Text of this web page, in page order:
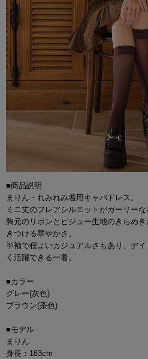
■商品説明
まりん・れみれみ着用キャバドレス。
ミニ丈のフレアシルエットがガーリーな
胸元のリボンとビジュー生地のきらめ
きつける華やかさ。
半袖で程よいカジュアルさもあり、デ
く活躍できる一着。
■カラー
グレー(灰色)
ブラウン(茶色)
■モデル
まりん
身長：163cm